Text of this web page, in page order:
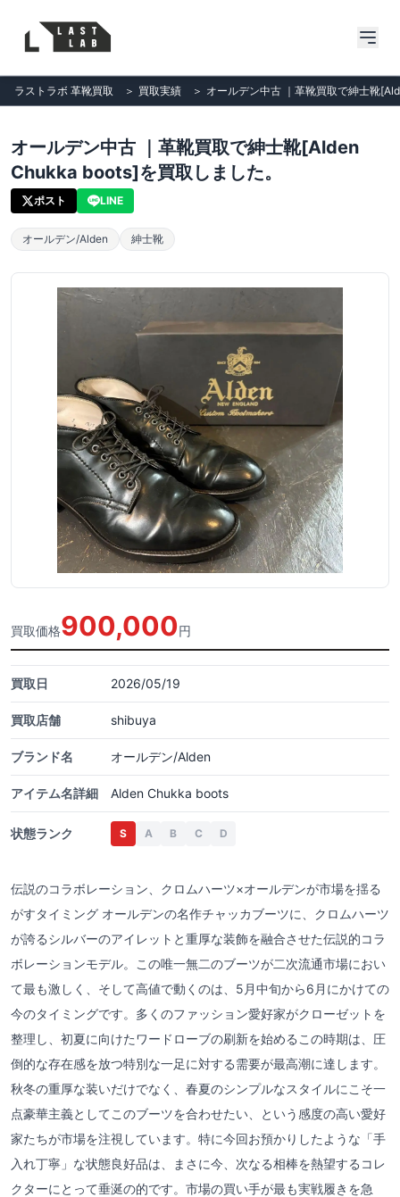
ラストラボ 革靴買取 ＞ 買取実績 ＞ オールデン中古 ｜革靴買取で紳士靴
オールデン中古 ｜革靴買取で紳士靴[Alden
Chukka boots]を買取しました。
ポスト LINE
オールデン/Alden 紳士靴
買取価格900,000円
買取日 2026/05/19
買取店舗 shibuya
ブランド名 オールデン/Alden
アイテム名詳細 Alden Chukka boots
状態ランク S A B C D
伝説のコラボレーション、クロムハーツ×オールデンが市場を揺る
がすタイミング オールデンの名作チャッカブーツに、クロムハーツ
が誇るシルバーのアイレットと重厚な装飾を融合させた伝説的コラ
ボレーションモデル。この唯一無二のブーツが二次流通市場におい
て最も激しく、そして高値で動くのは、5月中旬から6月にかけての
今のタイミングです。多くのファッション愛好家がクローゼットを
整理し、初夏に向けたワードローブの刷新を始めるこの時期は、圧
倒的な存在感を放つ特別な一足に対する需要が最高潮に達します。
秋冬の重厚な装いだけでなく、春夏のシンプルなスタイルにこそ一
点豪華主義としてこのブーツを合わせたい、という感度の高い愛好
家たちが市場を注視しています。特に今回お預かりしたような「手
入れ丁寧」な状態良好品は、まさに今、次なる相棒を熱望するコレ
クターにとって垂涎の的です。市場の買い手が最も実戦履きを急